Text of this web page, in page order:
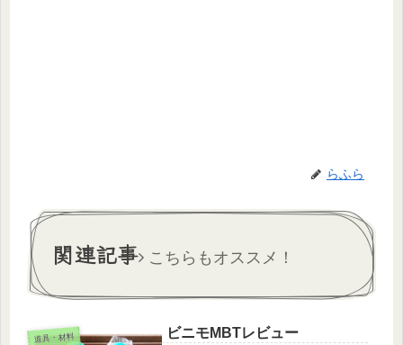
らふら
関連記事 こちらもオススメ！
道具・材料 ビニモMBTレビュー